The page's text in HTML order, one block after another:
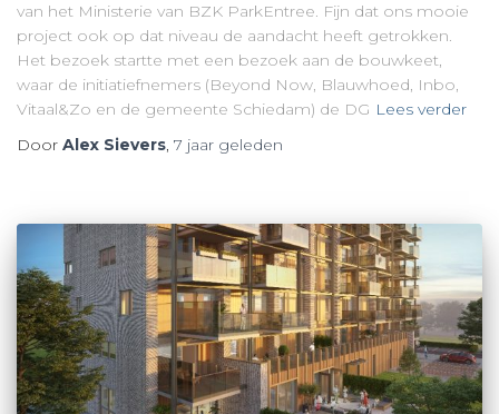
van het Ministerie van BZK ParkEntree. Fijn dat ons mooie
project ook op dat niveau de aandacht heeft getrokken.
Het bezoek startte met een bezoek aan de bouwkeet,
waar de initiatiefnemers (Beyond Now, Blauwhoed, Inbo,
Vitaal&Zo en de gemeente Schiedam) de DG Lees verder
Door Alex Sievers, 7 jaar geleden